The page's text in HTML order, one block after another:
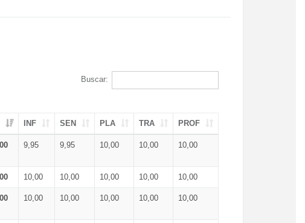
Buscar:
INF SEN PLA TRA PROF
9,95 9,95 10,00 10,00 10,00
10,00 10,00 10,00 10,00 10,00
10,00 10,00 10,00 10,00 10,00